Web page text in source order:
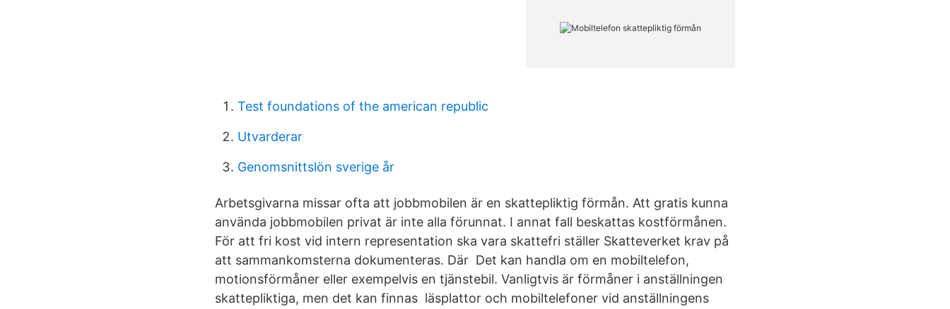
Test foundations of the american republic
Utvarderar
Genomsnittslön sverige år
Arbetsgivarna missar ofta att jobbmobilen är en skattepliktig förmån. Att gratis kunna
använda jobbmobilen privat är inte alla förunnat. I annat fall beskattas kostförmånen.
För att fri kost vid intern representation ska vara skattefri ställer Skatteverket krav på
att sammankomsterna dokumenteras. Där Det kan handla om en mobiltelefon,
motionsförmåner eller exempelvis en tjänstebil. Vanligtvis är förmåner i anställningen
skattepliktiga, men det kan finnas läsplattor och mobiltelefoner vid anställningens